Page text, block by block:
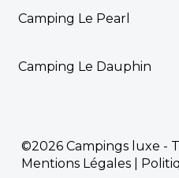
Camping Le Pearl
Camping Le Dauphin
©2026 Campings luxe -
Mentions Légales